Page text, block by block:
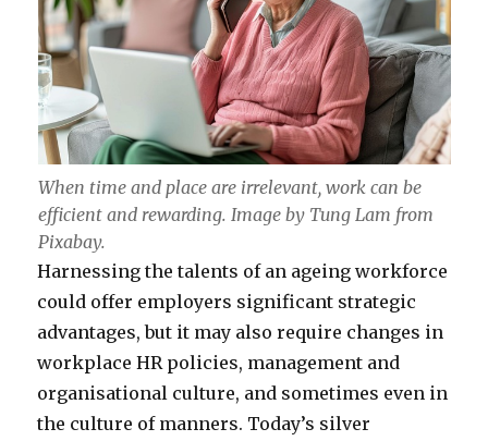
When time and place are irrelevant, work can be
efficient and rewarding. Image by Tung Lam from
Pixabay.
Harnessing the talents of an ageing workforce
could offer employers significant strategic
advantages, but it may also require changes in
workplace HR policies, management and
organisational culture, and sometimes even in
the culture of manners. Today’s silver